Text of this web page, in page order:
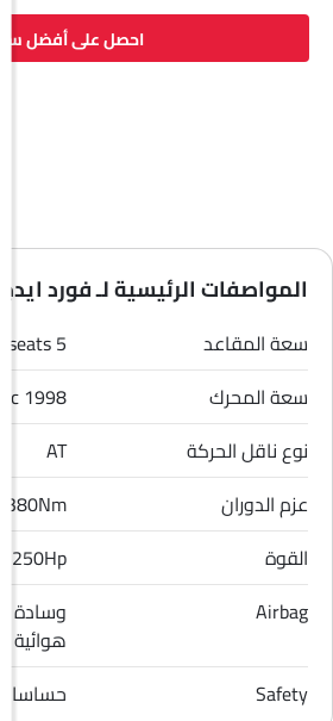
احصل على أفضل سعر
المواصفات الرئيسية لـ فورد ايدج 2026
سعة المقاعد
5 seats
سعة المحرك
1998 cc
نوع ناقل الحركة
AT
عزم الدوران
380Nm
القوة
250Hp
Airbag
وسادة
هوائية
Safety
حساسات